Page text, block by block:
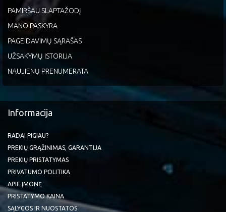
PAMIRŠAU SLAPTAŽODĮ
MANO PASKYRA
PAGEIDAVIMŲ SĄRAŠAS
UŽSAKYMŲ ISTORIJA
NAUJIENŲ PRENUMERATA
Informacija
RADAI PIGIAU?
PREKIŲ GRĄŽINIMAS, GARANTIJA
PREKIŲ PRISTATYMAS
PRIVATUMO POLITIKA
APIE ĮMONĘ
PRISTATYMO KAINA
SĄLYGOS IR NUOSTATOS